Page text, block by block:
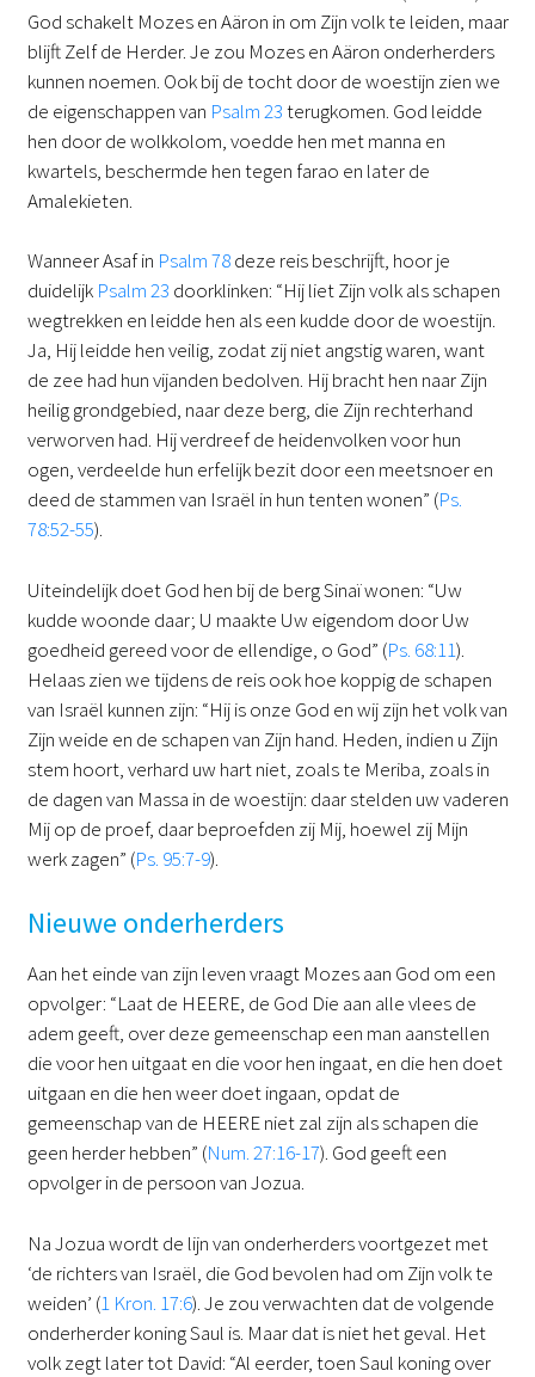
God schakelt Mozes en Aäron in om Zijn volk te leiden, maar
blijft Zelf de Herder. Je zou Mozes en Aäron onderherders
kunnen noemen. Ook bij de tocht door de woestijn zien we
de eigenschappen van Psalm 23terugkomen. God leidde
hen door de wolkkolom, voedde hen met manna en
kwartels, beschermde hen tegen farao en later de
Amalekieten.
Wanneer Asaf in Psalm 78deze reis beschrijft, hoor je
duidelijk Psalm 23 doorklinken: “Hij liet Zijn volk als schapen
wegtrekken en leidde hen als een kudde door de woestijn.
Ja, Hij leidde hen veilig, zodat zij niet angstig waren, want
de zee had hun vijanden bedolven. Hij bracht hen naar Zijn
heilig grondgebied, naar deze berg, die Zijn rechterhand
verworven had. Hij verdreef de heidenvolken voor hun
ogen, verdeelde hun erfelijk bezit door een meetsnoer en
deed de stammen van Israël in hun tenten wonen” (Ps.
78:52-55).
Uiteindelijk doet God hen bij de berg Sinaï wonen: “Uw
kudde woonde daar; U maakte Uw eigendom door Uw
goedheid gereed voor de ellendige, o God” (Ps. 68:11).
Helaas zien we tijdens de reis ook hoe koppig de schapen
van Israël kunnen zijn: “Hij is onze God en wij zijn het volk van
Zijn weide en de schapen van Zijn hand. Heden, indien u Zijn
stem hoort, verhard uw hart niet, zoals te Meriba, zoals in
de dagen van Massa in de woestijn: daar stelden uw vaderen
Mij op de proef, daar beproefden zij Mij, hoewel zij Mijn
werk zagen” (Ps. 95:7-9).
Nieuwe onderherders
Aan het einde van zijn leven vraagt Mozes aan God om een
opvolger: “Laat de HEERE, de God Die aan alle vlees de
adem geeft, over deze gemeenschap een man aanstellen
die voor hen uitgaat en die voor hen ingaat, en die hen doet
uitgaan en die hen weer doet ingaan, opdat de
gemeenschap van de HEERE niet zal zijn als schapen die
geen herder hebben” (Num. 27:16-17). God geeft een
opvolger in de persoon van Jozua.
Na Jozua wordt de lijn van onderherders voortgezet met
‘de richters van Israël, die God bevolen had om Zijn volk te
weiden’ (1 Kron. 17:6). Je zou verwachten dat de volgende
onderherder koning Saul is. Maar dat is niet het geval. Het
volk zegt later tot David: “Al eerder, toen Saul koning over